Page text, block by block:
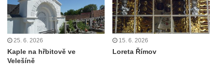
Krasíkov
Kaple Olivetské hory pod věží kostela
svatého Michaela Archanděla v Bochově
Kostel Zvěstování Panny Marie v Duchcově
25. 6. 2026
Kaple na hřbitově ve
Velešíně
15. 6. 2026
Loreta Římov